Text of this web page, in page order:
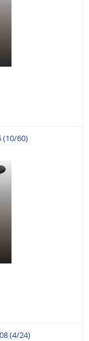
(10/60)
(4/24)